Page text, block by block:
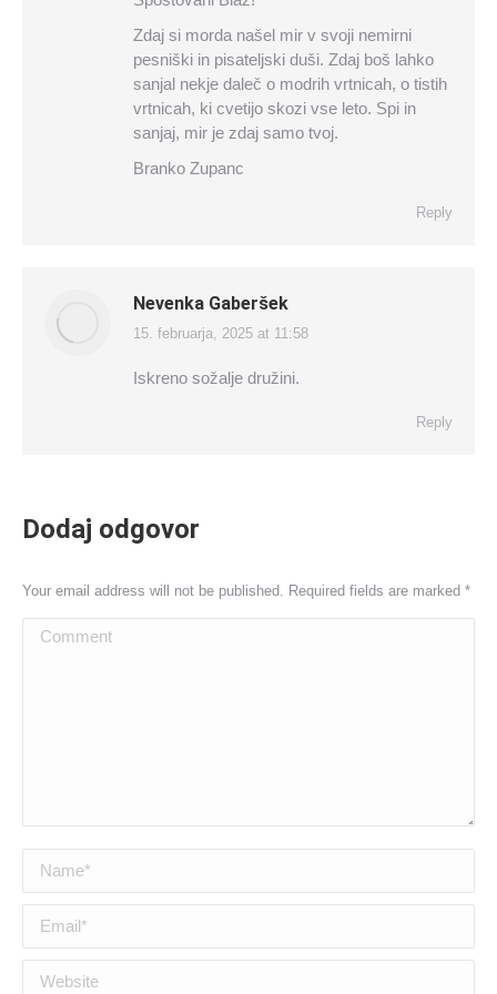
Zdaj si morda našel mir v svoji nemirni
pesniški in pisateljski duši. Zdaj boš lahko
sanjal nekje daleč o modrih vrtnicah, o tistih
vrtnicah, ki cvetijo skozi vse leto. Spi in
sanjaj, mir je zdaj samo tvoj.
Branko Zupanc
Reply
Nevenka Gaberšek
says:
15. februarja, 2025 at 11:58
Iskreno sožalje družini.
Reply
Dodaj odgovor
Your email address will not be published. Required fields are marked *
Comment
Name *
Email *
Website